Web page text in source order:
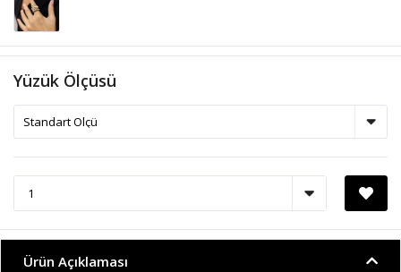
Yüzük Ölçüsü
Ürün Açıklaması